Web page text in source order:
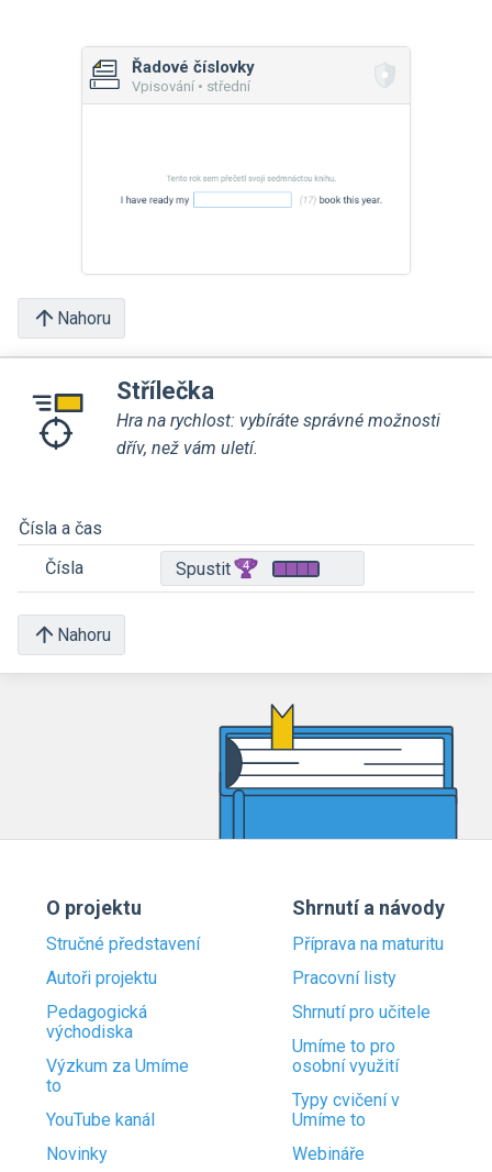
Řadové číslovky
Vpisování • střední
Nahoru
Střílečka
Hra na rychlost: vybíráte správné možnosti
dřív, než vám uletí.
Čísla a čas
Čísla
Spustit
Nahoru
O projektu
Stručné představení
Autoři projektu
Pedagogická
východiska
Výzkum za Umíme
to
YouTube kanál
Novinky
Shrnutí a návody
Příprava na maturitu
Pracovní listy
Shrnutí pro učitele
Umíme to pro
osobní využití
Typy cvičení v
Umíme to
Webináře